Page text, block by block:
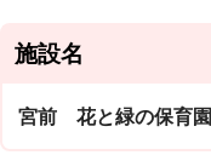
施設名
宮前 花と緑の保育園